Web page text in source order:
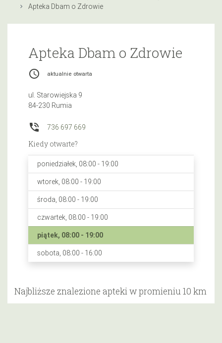
Apteka Dbam o Zdrowie
Apteka Dbam o Zdrowie
access_time aktualnie otwarta
ul. Starowiejska 9
84-230 Rumia
phone_in_talk 736 697 669
Kiedy otwarte?
poniedziałek, 08:00 - 19:00
wtorek, 08:00 - 19:00
środa, 08:00 - 19:00
czwartek, 08:00 - 19:00
piątek, 08:00 - 19:00
sobota, 08:00 - 16:00
Najbliższe znalezione apteki w promieniu 10 km